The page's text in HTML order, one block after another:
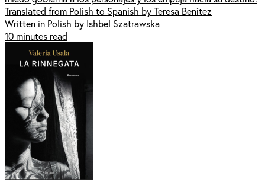
Translated from Polish to Spanish by Teresa Benítez
Written in Polish by Ishbel Szatrawska
10 minutes read